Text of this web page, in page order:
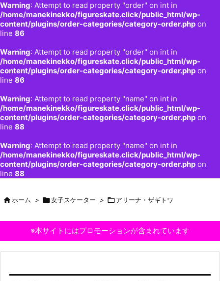
Warning: Attempt to read property "order" on int in
/home/manekinekko/figureskate.click/public_html/wp-
content/plugins/order-categories/category-order.php on
line 86
Warning: Attempt to read property "order" on int in
/home/manekinekko/figureskate.click/public_html/wp-
content/plugins/order-categories/category-order.php on
line 86
Warning: Attempt to read property "name" on int in
/home/manekinekko/figureskate.click/public_html/wp-
content/plugins/order-categories/category-order.php on
line 88
Warning: Attempt to read property "name" on int in
/home/manekinekko/figureskate.click/public_html/wp-
content/plugins/order-categories/category-order.php on
line 88
ホーム > 女子スケーター > アリーナ・ザギトワ
※本サイトにはプロモーションが含まれています